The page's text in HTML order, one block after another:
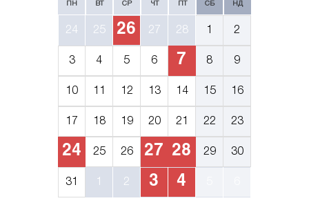
ПН ВТ СР ЧТ ПТ СБ НД
24 25 26 27 28 1 2
3 4 5 6 7 8 9
10 11 12 13 14 15 16
17 18 19 20 21 22 23
24 25 26 27 28 29 30
31 1 2 3 4